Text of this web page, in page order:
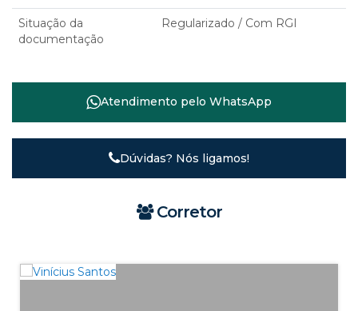
Situação da
documentação
Regularizado / Com RGI
Atendimento pelo WhatsApp
Dúvidas? Nós ligamos!
Corretor